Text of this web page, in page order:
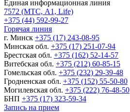
Единая информационная линия
7572 (МТС, A1, Life)
+375 (44) 592-99-27
Горячая линия
г. Минск +375 (17) 243-08-95
Минская обл. +375 (17) 251-07-94
Брестская обл. +375 (162) 52-14-57
Витебская обл. +375 (212) 60-85-15
Гомельская обл. +375 (232) 29-39-48
Гродненская обл. +375 (152) 55-50-80
Могилевская обл. +375 (222) 76-48-50
БНП +375 (17) 323-59-34
Запись на прием